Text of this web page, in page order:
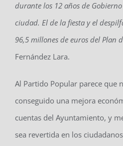
durante los 12 años de
ciudad. El de la fiesta y el
96,5 millones de euros del Plan
Fernández Lara.
Al Partido Popular parece que
conseguido una mejora
cuentas del Ayuntamiento, y
sea revertida en los